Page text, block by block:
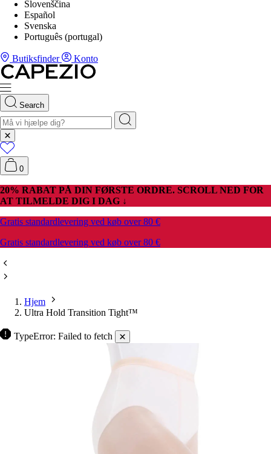
Slovenščina
Español
Svenska
Português (portugal)
Butiksfinder Konto
Search
0
Hjem
Ultra Hold Transition Tight™
TypeError: Failed to fetch